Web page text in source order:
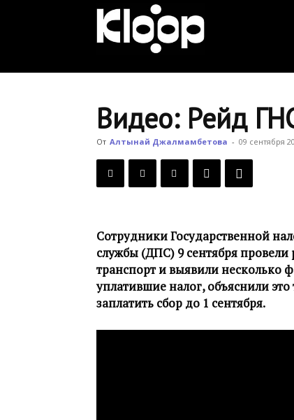
Новости
Видео: Рейд
От Алтынай Джалмамбетова - 09 сентября
Сотрудники Государственной
службы (ДПС) 9 сентября
транспорт и выявили несколько
уплатившие налог, объяснили
заплатить сбор до 1 сентября.